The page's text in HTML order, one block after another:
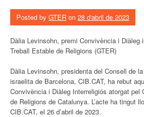
Posted by GTER on 28 d'abril de 2023
Dàlia Levinsohn, premi Convivència i Diàleg
Treball Estable de Religions (GTER)
Dàlia Levinsohn, presidenta del Consell de
israelita de Barcelona, CIB.CAT, ha rebut
Convivència i Diàleg Interreligiós atorgat pel
de Religions de Catalunya. L’acte ha tingut
CIB.CAT, el 26 d’abril de 2023.